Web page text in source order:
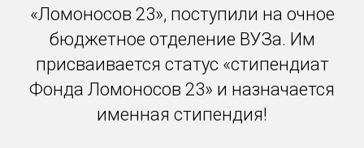
«Ломоносов 23», поступили на очное
бюджетное отделение ВУЗа. Им
присваивается статус «стипендиат
Фонда Ломоносов 23» и назначается
именная стипендия!